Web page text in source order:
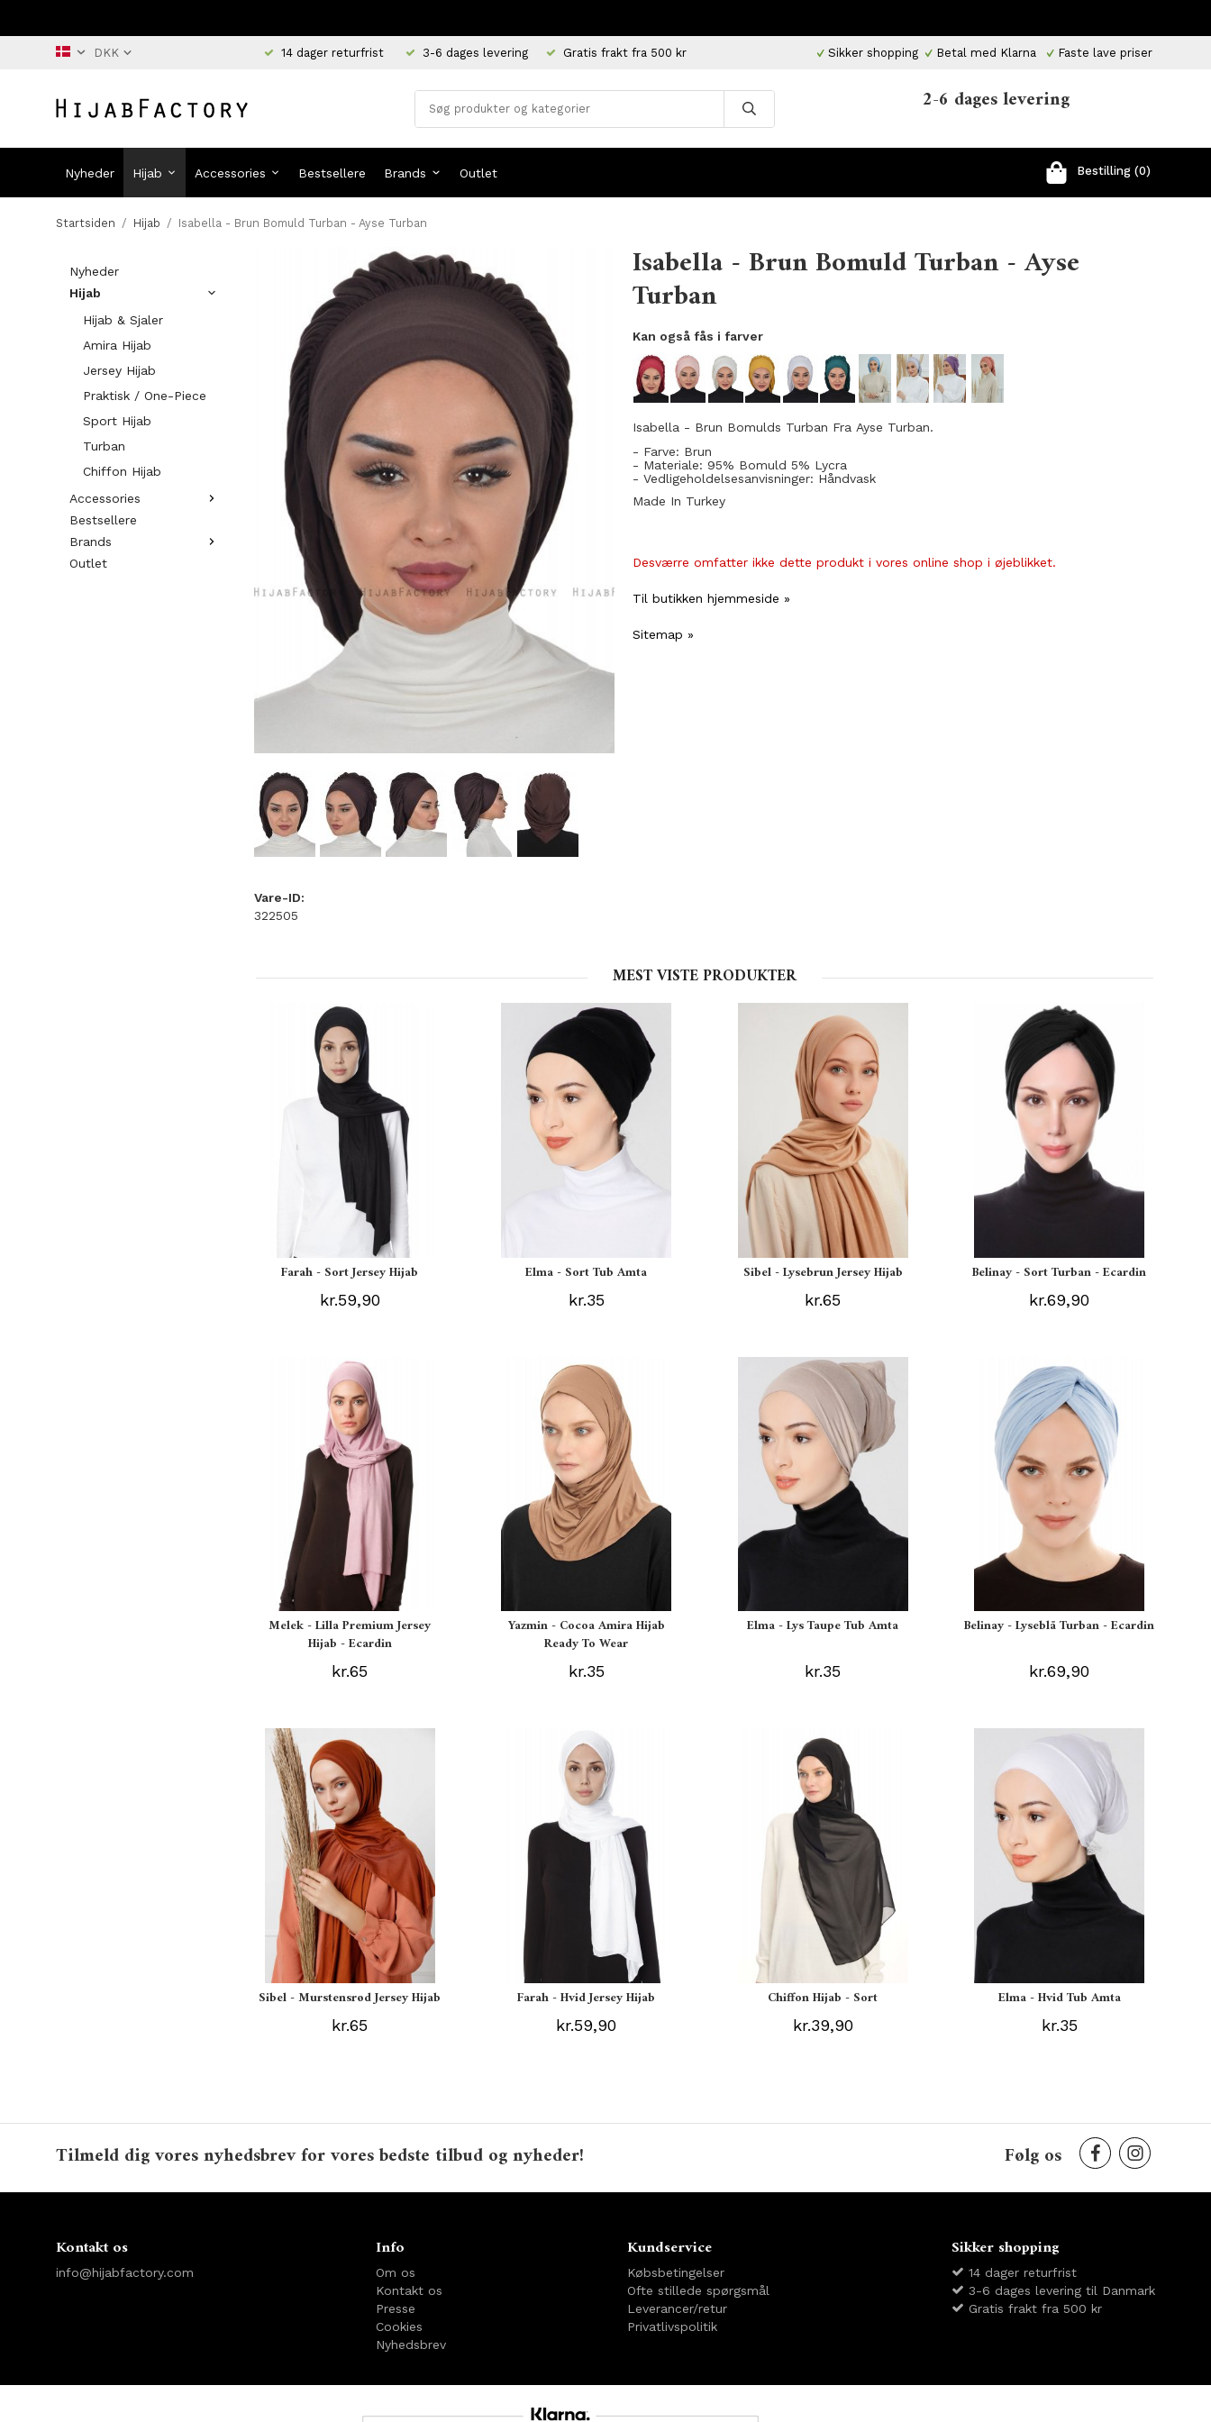
14 dager returfrist 3-6 dages levering Gratis frakt fra 500 kr Sikker shopping Betal med Klarna Faste lave priser
2-6 dages levering
Nyheder Hijab Accessories Bestsellere Brands Outlet Bestilling (0)
Startsiden / Hijab / Isabella - Brun Bomuld Turban - Ayse Turban
Nyheder
Hijab
Hijab & Sjaler
Amira Hijab
Jersey Hijab
Praktisk / One-Piece
Sport Hijab
Turban
Chiffon Hijab
Accessories
Bestsellere
Brands
Outlet
Isabella - Brun Bomuld Turban - Ayse
Turban
Kan også fås i farver
Isabella - Brun Bomulds Turban Fra Ayse Turban.
- Farve: Brun
- Materiale: 95% Bomuld 5% Lycra
- Vedligeholdelsesanvisninger: Håndvask
Made In Turkey
Desværre omfatter ikke dette produkt i vores online shop i øjeblikket.
Til butikken hjemmeside »
Sitemap »
Vare-ID:
322505
MEST VISTE PRODUKTER
Farah - Sort Jersey Hijab
kr.59,90
Elma - Sort Tub Amta
kr.35
Sibel - Lysebrun Jersey Hijab
kr.65
Belinay - Sort Turban - Ecardin
kr.69,90
Melek - Lilla Premium Jersey
Hijab - Ecardin
kr.65
Yazmin - Cocoa Amira Hijab
Ready To Wear
kr.35
Elma - Lys Taupe Tub Amta
kr.35
Belinay - Lyseblå Turban - Ecardin
kr.69,90
Sibel - Murstensrød Jersey Hijab
kr.65
Farah - Hvid Jersey Hijab
kr.59,90
Chiffon Hijab - Sort
kr.39,90
Elma - Hvid Tub Amta
kr.35
Tilmeld dig vores nyhedsbrev for vores bedste tilbud og nyheder! Følg os
Kontakt os
info@hijabfactory.com
Info
Om os
Kontakt os
Presse
Cookies
Nyhedsbrev
Kundservice
Købsbetingelser
Ofte stillede spørgsmål
Leverancer/retur
Privatlivspolitik
Sikker shopping
14 dager returfrist
3-6 dages levering til Danmark
Gratis frakt fra 500 kr